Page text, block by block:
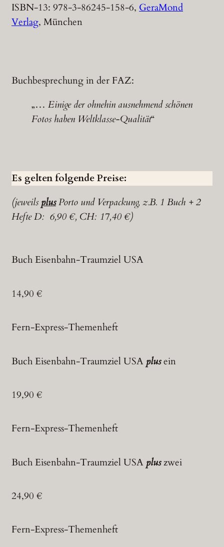
ISBN-13: 978-3-86245-158-6, GeraMond
Verlag, München
Buchbesprechung in der FAZ:
„… Einige der ohnehin ausnehmend schönen
Fotos haben Weltklasse-Qualität“
Es gelten folgende Preise:
(jeweilsplusPorto und Verpackung, z.B. 1 Buch + 2
Hefte D: 6,90 €, CH: 17,40 €)
Buch Eisenbahn-Traumziel USA
14,90 €
Buch Eisenbahn-Traumziel USA plusein
Fern-Express-Themenheft
19,90 €
Buch Eisenbahn-Traumziel USA pluszwei
Fern-Express-Themenheft
24,90 €
Fern-Express-Themenheft